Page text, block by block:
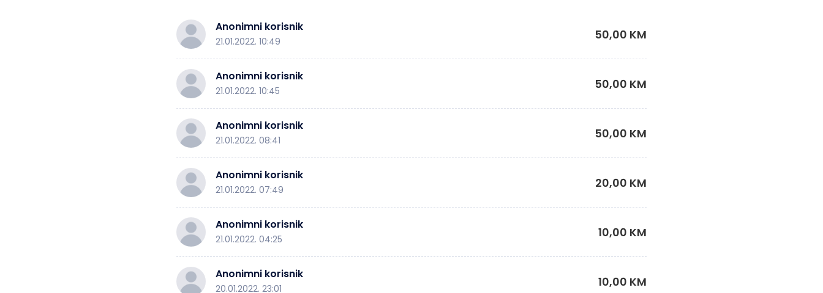
Anonimni korisnik
21.01.2022. 10:49 50,00 KM
Anonimni korisnik
21.01.2022. 10:45 50,00 KM
Anonimni korisnik
21.01.2022. 08:41 50,00 KM
Anonimni korisnik
21.01.2022. 07:49 20,00 KM
Anonimni korisnik
21.01.2022. 04:25 10,00 KM
Anonimni korisnik
20.01.2022. 23:01 10,00 KM